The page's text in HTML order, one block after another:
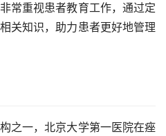
常重视患者教育工作，通过定
关知识，助力患者更好地管理
之一，北京大学第一医院在痤